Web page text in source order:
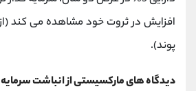
پوند).
دیدگاه های مارکسیستی از انباشت سرمایه